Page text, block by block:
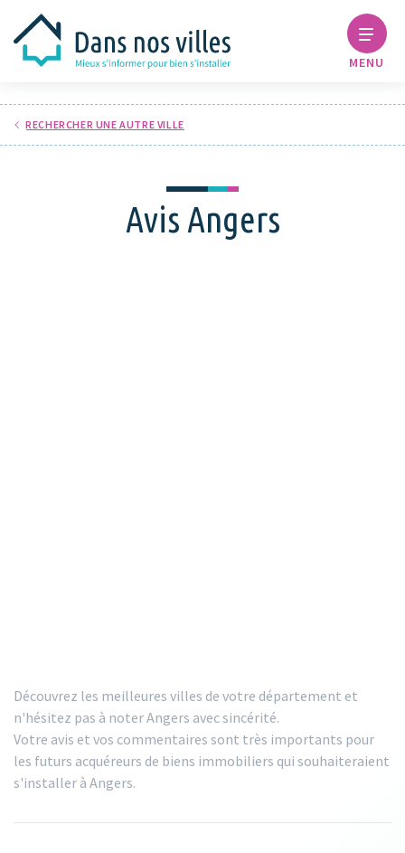
MENU
RECHERCHER UNE AUTRE VILLE
Avis Angers
Découvrez les meilleures villes de votre département et
n'hésitez pas à noter Angers avec sincérité.
Votre avis et vos commentaires sont très importants pour
les futurs acquéreurs de biens immobiliers qui souhaiteraient
s'installer à Angers.